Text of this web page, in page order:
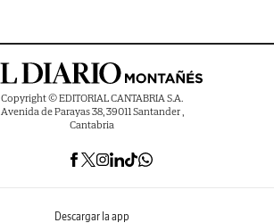
Copyright © EDITORIAL CANTABRIA S.A.
Avenida de Parayas 38, 39011 Santander ,
Cantabria
Descargar la app